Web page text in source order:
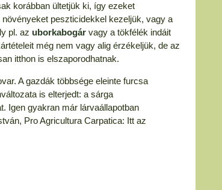
korábban ültetjük ki, így ezeket
peszticidekkel kezeljük, vagy a
pl. az uborkabogárvagy a tökfélék indáit
még nem vagy alig érzékeljük, de az
itthon is elszaporodhatnak.
A gazdák többsége eleinte furcsa
is elterjedt: a sárga
Igen gyakran már lárvaállapotban
Pro Agricultura Carpatica: Itt az